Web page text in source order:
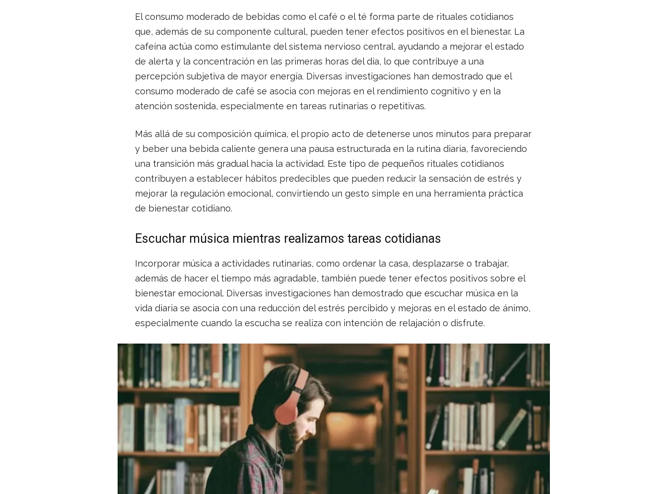
El consumo moderado de bebidas como el café o el té forma parte de rituales cotidianos
que, además de su componente cultural, pueden tener efectos positivos en el bienestar. La
cafeína actúa como estimulante del sistema nervioso central, ayudando a mejorar el estado
de alerta y la concentración en las primeras horas del día, lo que contribuye a una
percepción subjetiva de mayor energía. Diversas investigaciones han demostrado que el
consumo moderado de café se asocia con mejoras en el rendimiento cognitivo y en la
atención sostenida, especialmente en tareas rutinarias o repetitivas.
Más allá de su composición química, el propio acto de detenerse unos minutos para preparar
y beber una bebida caliente genera una pausa estructurada en la rutina diaria, favoreciendo
una transición más gradual hacia la actividad. Este tipo de pequeños rituales cotidianos
contribuyen a establecer hábitos predecibles que pueden reducir la sensación de estrés y
mejorar la regulación emocional, convirtiendo un gesto simple en una herramienta práctica
de bienestar cotidiano.
Escuchar música mientras realizamos tareas cotidianas
Incorporar música a actividades rutinarias, como ordenar la casa, desplazarse o trabajar,
además de hacer el tiempo más agradable, también puede tener efectos positivos sobre el
bienestar emocional. Diversas investigaciones han demostrado que escuchar música en la
vida diaria se asocia con una reducción del estrés percibido y mejoras en el estado de ánimo,
especialmente cuando la escucha se realiza con intención de relajación o disfrute.